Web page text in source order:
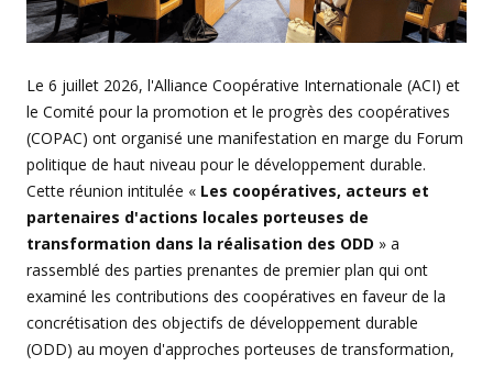
Le 6 juillet 2026, l'Alliance Coopérative Internationale (ACI) et
le Comité pour la promotion et le progrès des coopératives
(COPAC) ont organisé une manifestation en marge du Forum
politique de haut niveau pour le développement durable.
Cette réunion intitulée « Les coopératives, acteurs et
partenaires d'actions locales porteuses de
transformation dans la réalisation des ODD » a
rassemblé des parties prenantes de premier plan qui ont
examiné les contributions des coopératives en faveur de la
concrétisation des objectifs de développement durable
(ODD) au moyen d'approches porteuses de transformation,